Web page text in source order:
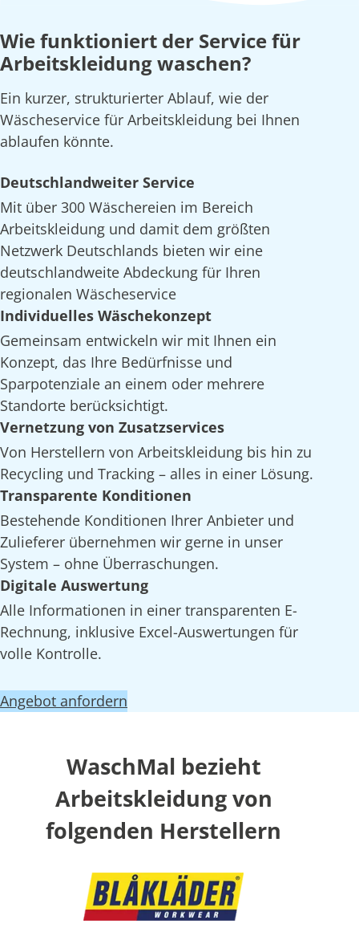
Wie funktioniert der Service für
Arbeitskleidung waschen?
Ein kurzer, strukturierter Ablauf, wie der
Wäscheservice für Arbeitskleidung bei Ihnen
ablaufen könnte.
Deutschlandweiter Service
Mit über 300 Wäschereien im Bereich
Arbeitskleidung und damit dem größten
Netzwerk Deutschlands bieten wir eine
deutschlandweite Abdeckung für Ihren
regionalen Wäscheservice
Individuelles Wäschekonzept
Gemeinsam entwickeln wir mit Ihnen ein
Konzept, das Ihre Bedürfnisse und
Sparpotenziale an einem oder mehrere
Standorte berücksichtigt.
Vernetzung von Zusatzservices
Von Herstellern von Arbeitskleidung bis hin zu
Recycling und Tracking – alles in einer Lösung.
Transparente Konditionen
Bestehende Konditionen Ihrer Anbieter und
Zulieferer übernehmen wir gerne in unser
System – ohne Überraschungen.
Digitale Auswertung
Alle Informationen in einer transparenten E-
Rechnung, inklusive Excel-Auswertungen für
volle Kontrolle.
Angebot anfordern
WaschMal bezieht
Arbeitskleidung von
folgenden Herstellern